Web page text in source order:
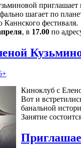
шагает по
Каннского фестиваля.
, в 17.00 по
Киноклуб с
Вот и
банальной
Занятие